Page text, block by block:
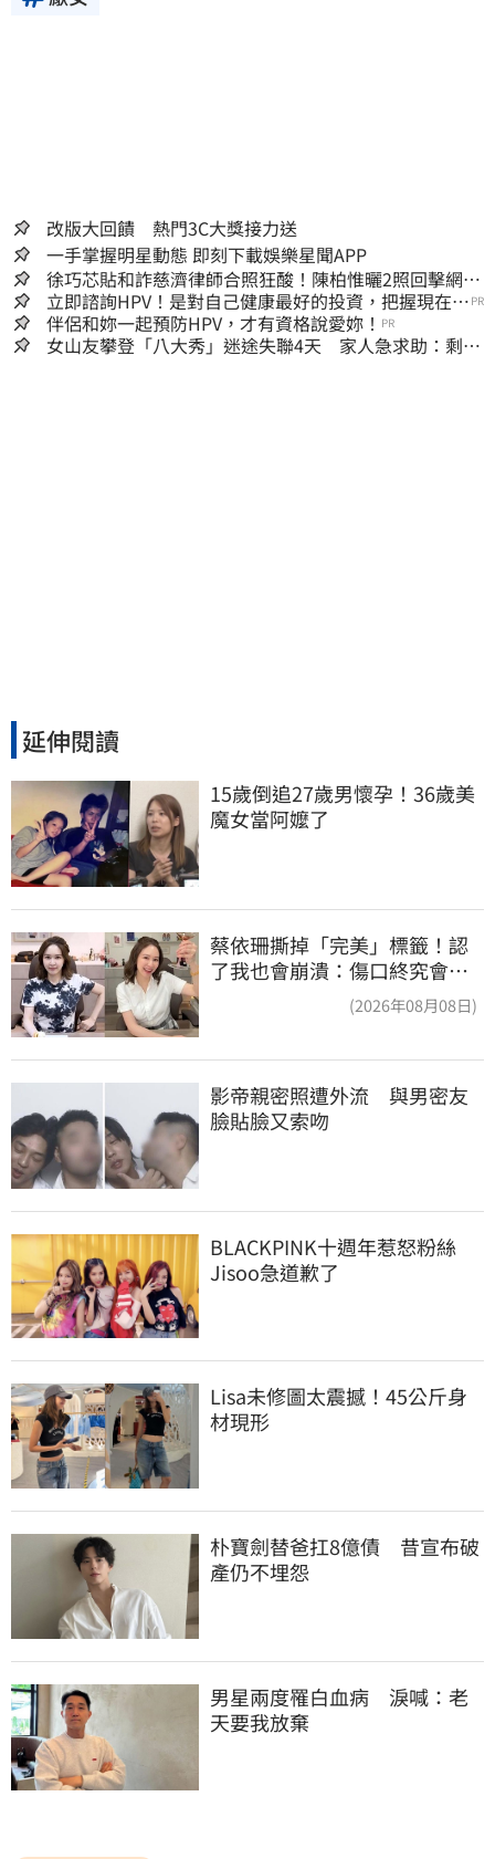
改版大回饋 熱門3C大獎接力送
一手掌握明星動態 即刻下載娛樂星聞APP
徐巧芯貼和詐慈濟律師合照狂酸！陳柏惟曬2照回擊網笑
翻
立即諮詢HPV！是對自己健康最好的投資，把握現在不
嫌晚！
PR
伴侶和妳一起預防HPV，才有資格說愛妳！ PR
女山友攀登「八大秀」迷途失聯4天 家人急求助：剩我
延伸閱讀
15歲倒追27歲男懷孕！36歲美
魔女當阿嬤了
蔡依珊撕掉「完美」標籤！認
了我也會崩潰：傷口終究會癒
(2026年08月08日)
影帝親密照遭外流　與男密友
臉貼臉又索吻
BLACKPINK十週年惹怒粉絲
Jisoo急道歉了
Lisa未修圖太震撼！45公斤身
材現形
朴寶劍替爸扛8億債　昔宣布破
產仍不埋怨
男星兩度罹白血病　淚喊：老
天要我放棄